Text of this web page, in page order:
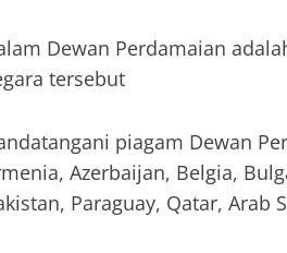
Dewan Perdamaian
tersebut
piagam Dewan
Azerbaijan, Belgia,
Paraguay, Qatar, Arab